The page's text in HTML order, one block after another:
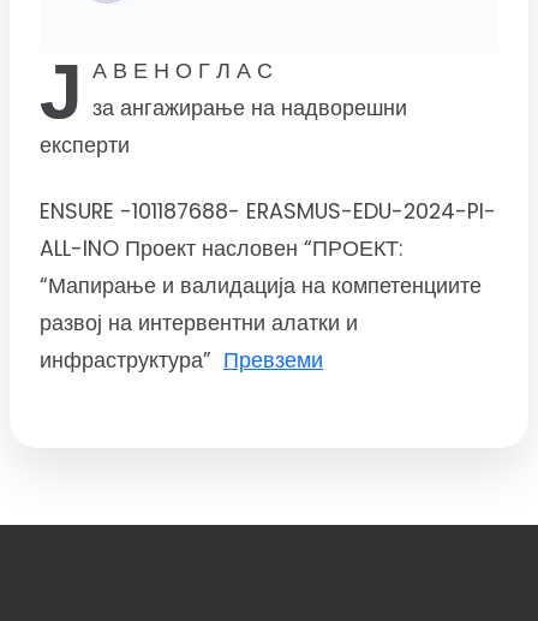
Ј А В Е Н О Г Л А С
за ангажирање на надворешни
експерти
ENSURE -101187688- ERASMUS-EDU-2024-PI-
ALL-INO Проект насловен “ПРОЕКТ:
“Мапирање и валидација на компетенциите
развој на интервентни алатки и
инфраструктура” Превземи